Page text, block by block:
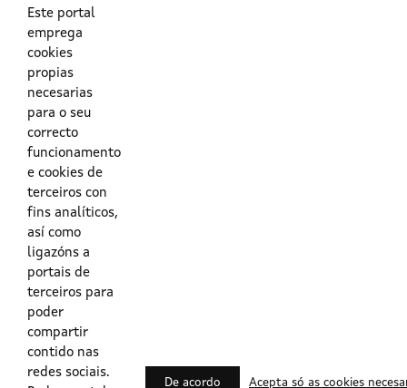
O teu DNI ou o teu NIE.
Este portal
emprega
cookies
propias
necesarias
para o seu
correcto
funcionamento
e cookies de
terceiros con
fins analíticos,
así como
ligazóns a
portais de
terceiros para
poder
compartir
contido nas
redes sociais.
De acordo Acepta só as cookies